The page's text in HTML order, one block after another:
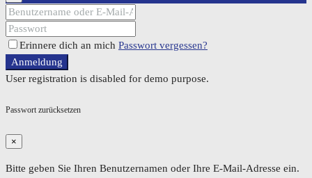
Erinnere dich an mich Passwort vergessen?
Anmeldung
User registration is disabled for demo purpose.
Passwort zurücksetzen
×
Bitte geben Sie Ihren Benutzernamen oder Ihre E-Mail-Adresse ein.